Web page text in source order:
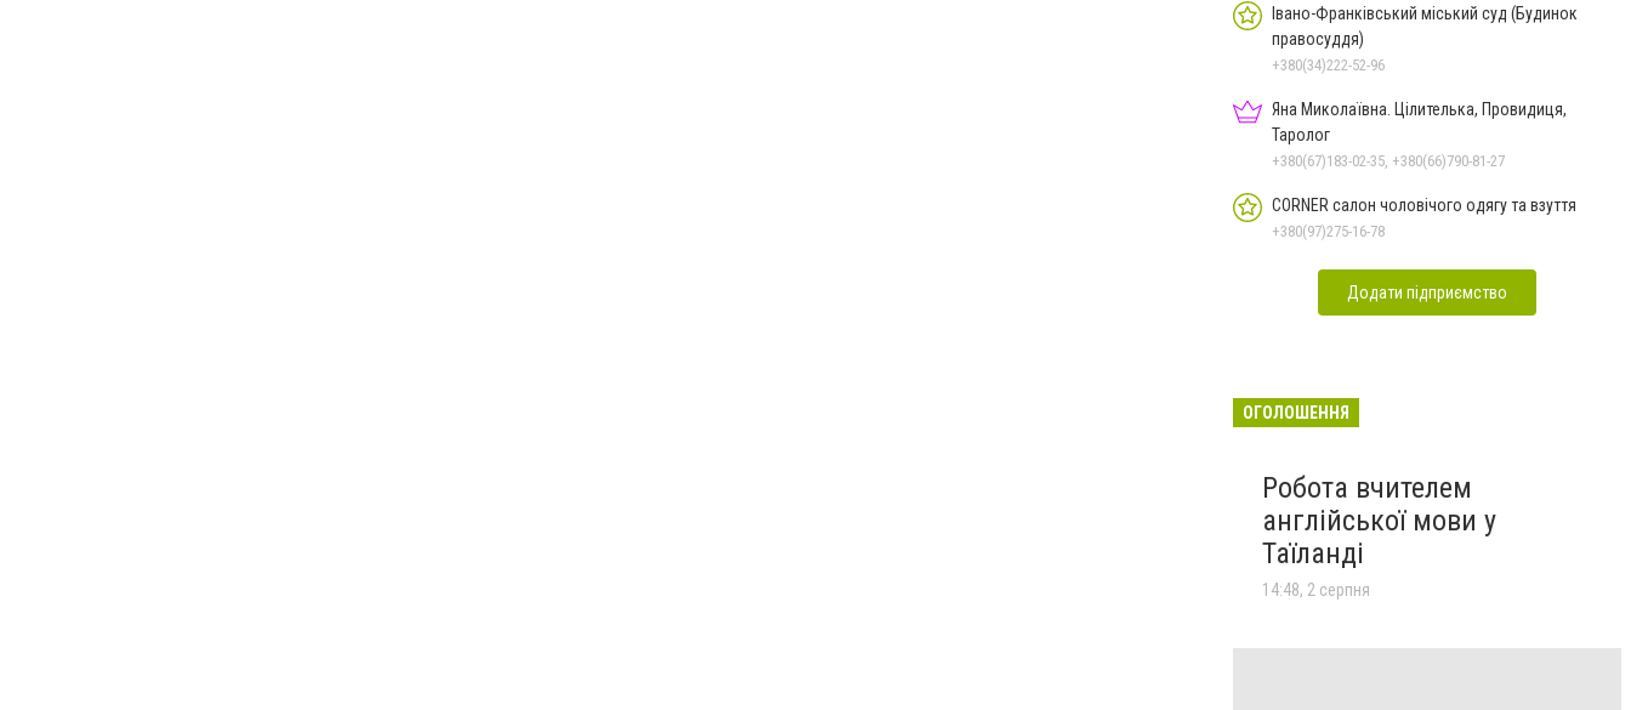
Івано-Франківський міський суд (Будинок
правосуддя)
+380(34)222-52-96
Яна Миколаївна. Цілителька, Провидиця,
Таролог
+380(67)183-02-35, +380(66)790-81-27
CORNER салон чоловічого одягу та взуття
+380(97)275-16-78
Додати підприємство
ОГОЛОШЕННЯ
Робота вчителем
англійської мови у
Таїланді
14:48, 2 серпня